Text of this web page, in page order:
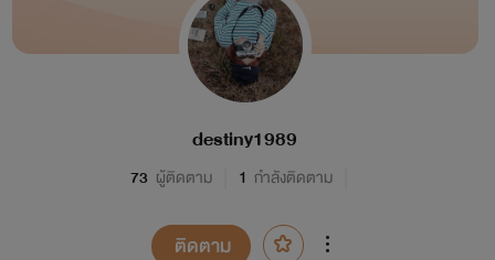
destiny1989
73 ผู้ติดตาม 1 กำลังติดตาม
ติดตาม